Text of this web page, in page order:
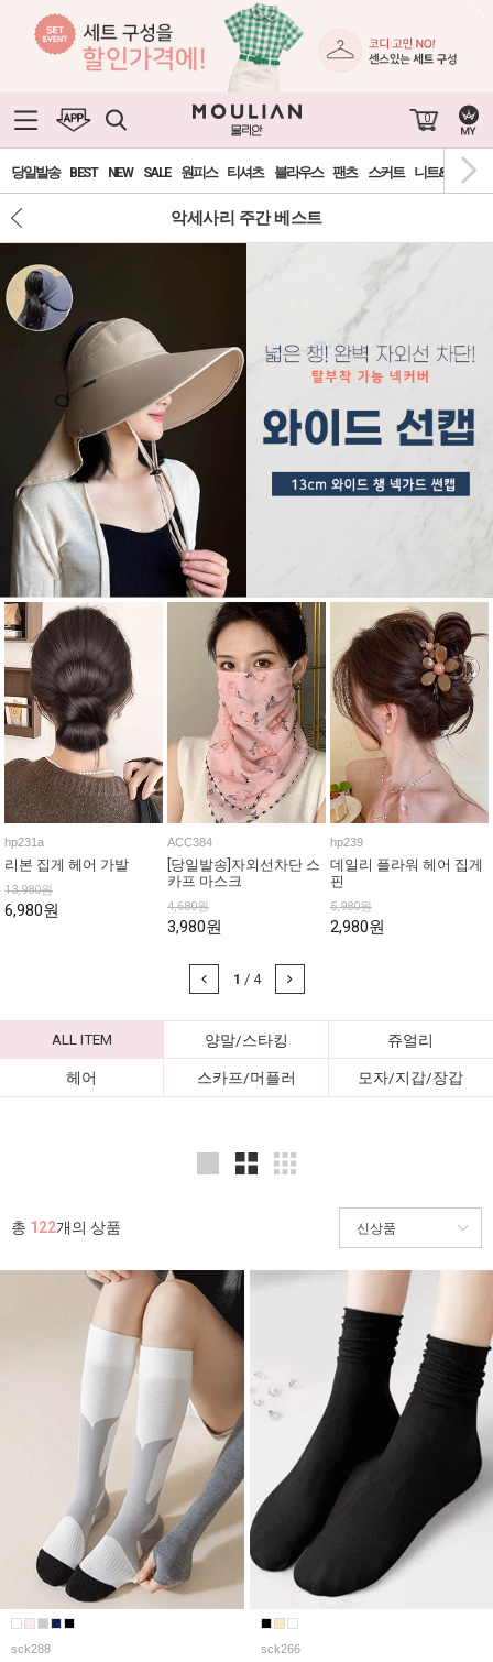
0
당일발송 BEST NEW SALE 원피스 티셔츠 블라우스 팬츠 스커트 니트&가디건
악세사리 주간 베스트
hp231a
리본 집게 헤어 가발
13,980원
6,980원
ACC384
[당일발송]자외선차단 스
카프 마스크
4,680원
3,980원
hp239
데일리 플라워 헤어 집게
핀
5,980원
2,980원
1 / 4
ALL ITEM 양말/스타킹 쥬얼리
헤어 스카프/머플러 모자/지갑/장갑
총 122개의 상품
sck288 sck266